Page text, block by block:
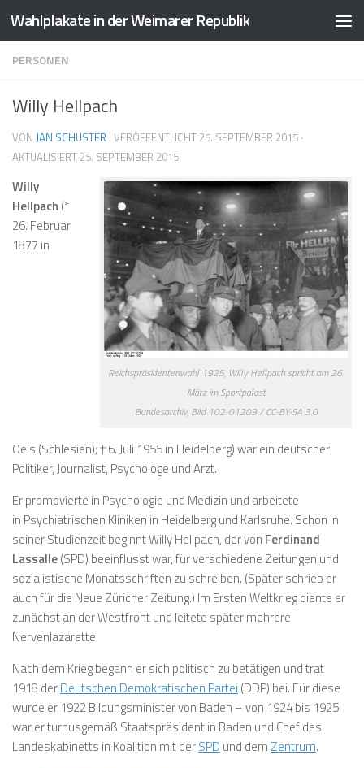
Zum Inhalt springen
Wahlplakate in der Weimarer Republik
PERSONEN
Willy Hellpach
VON JAN SCHUSTER · VERÖFFENTLICHT 25. SEPTEMBER 2015 ·
AKTUALISIERT 25. SEPTEMBER 2015
Reichspräsidentenwahl 1925, Willy Hellpach spricht am 26.
März im Sportpalast
Bundesarchiv, Bild 102-01209 / CC-BY-SA 3.0
Willy
Hellpach (*
26. Februar
1877 in
Oels (Schlesien); † 6. Juli 1955 in Heidelberg) war ein deutscher
Politiker, Journalist, Psychologe und Arzt.
Er promovierte in Psychologie und Medizin und arbeitete
in Psychiatrischen Kliniken in Heidelberg und Karlsruhe. Schon in
seiner Studienzeit beginnt Willy Hellpach, der von Ferdinand
Lassalle(SPD) beeinflusst war, für verschiedene Zeitungen und
sozialistische Monatsschriften zu schreiben. (Später schrieb er
auch für die Neue Züricher Zeitung.) Im Ersten Weltkrieg diente er
zunächst an der Westfront und leitete später mehrere
Nervenlazarette.
Nach dem Krieg begann er sich politisch zu betätigen und trat
1918 derDeutschen Demokratischen Partei (DDP) bei. Für diese
wurde er 1922 Bildungsminister von Baden – von 1924 bis 1925
war er turnusgemäß Staatspräsident in Baden und Chef des
Landeskabinetts in Koalition mit derSPD und dem Zentrum.